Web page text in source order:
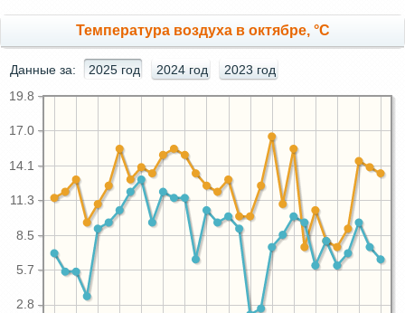
Температура воздуха в октябре, °C
Данные за: 2025 год 2024 год 2023 год
2.8
5.7
8.5
11.3
14.1
17.0
19.8